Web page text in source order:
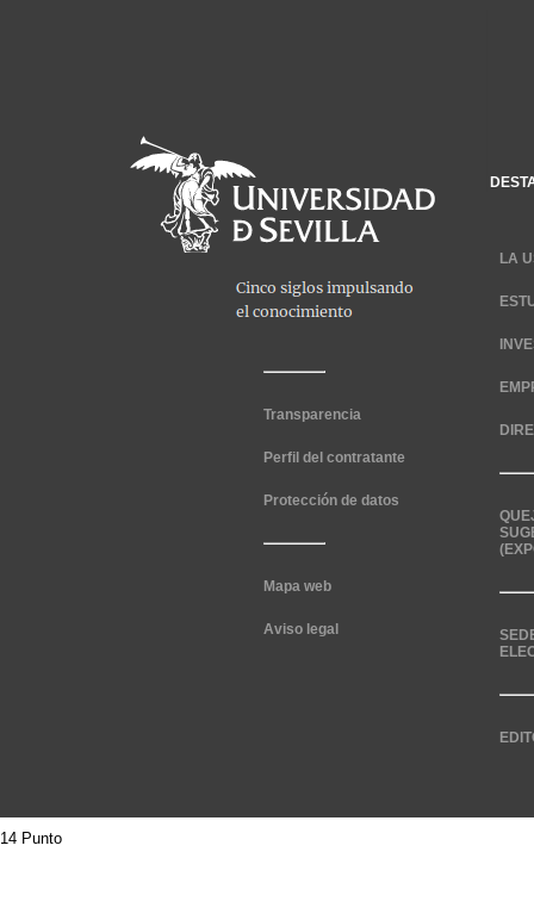
Transparencia
Perfil del contratante
Protección de datos
Mapa web
Aviso legal
LA
14 Punto